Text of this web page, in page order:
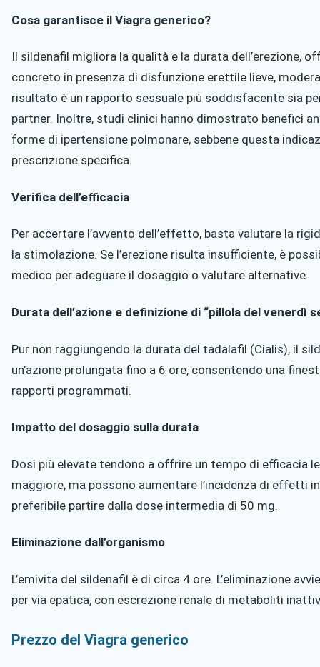
Cosa garantisce il Viagra generico?
Il sildenafil migliora la qualità e la durata dell’erezione,
concreto in presenza di disfunzione erettile lieve,
risultato è un rapporto sessuale più soddisfacente sia
partner. Inoltre, studi clinici hanno dimostrato benefici
forme di ipertensione polmonare, sebbene questa
prescrizione specifica.
Verifica dell’efficacia
Per accertare l’avvento dell’effetto, basta valutare la
la stimolazione. Se l’erezione risulta insufficiente, è
medico per adeguare il dosaggio o valutare alternative.
Durata dell’azione e definizione di “pillola del venerdì
Pur non raggiungendo la durata del tadalafil (Cialis), il
un’azione prolungata fino a 6 ore, consentendo una
rapporti programmati.
Impatto del dosaggio sulla durata
Dosi più elevate tendono a offrire un tempo di efficacia
maggiore, ma possono aumentare l’incidenza di effetti
preferibile partire dalla dose intermedia di 50 mg.
Eliminazione dall’organismo
L’emivita del sildenafil è di circa 4 ore. L’eliminazione
per via epatica, con escrezione renale di metaboliti
Prezzo del Viagra generico